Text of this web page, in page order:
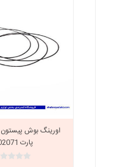
مزدا وانت
پارت 1602071